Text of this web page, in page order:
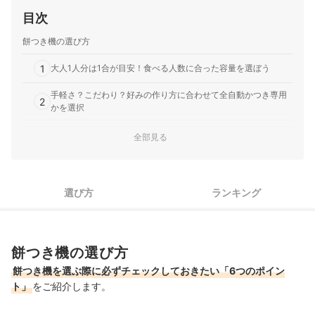
目次
餅つき機の選び方
1 大人1人分は1合が目安！食べる人数に合った容量を選ぼう
2
手軽さ？こだわり？好みの作り方に合わせて全自動かつき専用
かを選択
うすや羽根にフッ素加工があれば、取り出しもお手入れも簡単
動作音やブザー音の大きさは口コミを参考にしよう
餅つき機全37商品おすすめ人気ランキング
自宅でお餅を作るなら、もち米にもこだわろう！
全部見る
選び方 ランキング
餅つき機の選び方
餅つき機を選ぶ際に必ずチェックしておきたい「6つのポイン
ト」をご紹介します。